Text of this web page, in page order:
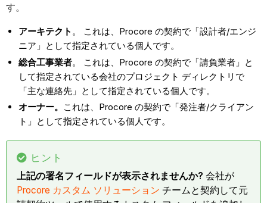
す。
アーキテクト 。 これは、Procore の契約で「設計者/エンジ
ニア」として指定されている個人です。
総合工事業者。 これは、Procore の契約で「請負業者」と
して指定されている会社のプロジェクト ディレクトリで
「主な連絡先」として指定されている個人です。
オーナー。 これは、Procore の契約で「発注者/クライアン
ト」として指定されている個人です。
ヒント
上記の署名フィールドが表示されませんか? 会社が
Procore カスタム ソリューション チームと契約して元